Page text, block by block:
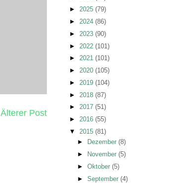
Älterer Post
► 2025 (79)
► 2024 (86)
► 2023 (90)
► 2022 (101)
► 2021 (101)
► 2020 (105)
► 2019 (104)
► 2018 (87)
► 2017 (51)
► 2016 (55)
▼ 2015 (81)
►
Dezember (8)
►
November (5)
► Oktober (5)
► September (4)